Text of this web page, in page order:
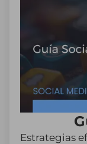
Estrategias